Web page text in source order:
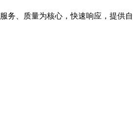
务、质量为核心，快速响应，提供自